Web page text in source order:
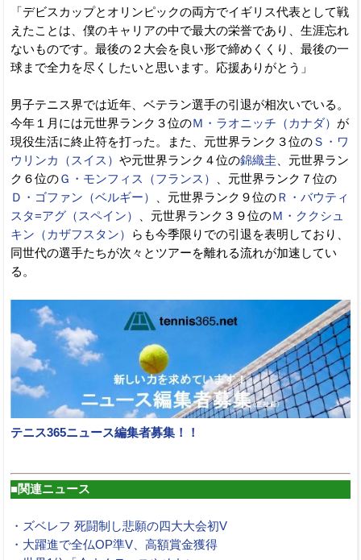
「デビスカップとオリンピックの両方でイギリス代表として戦
えたことは、僕のキャリアの中で最大の栄誉であり、生涯忘れ
ないものです。最後の２大会を良い形で締めくくり、最後の一
球まで全力を尽くしたいと思います。応援ありがとう」
男子テニス界では近年、ベテラン選手の引退が相次いでいる。
今年１月には元世界ランク３位のＭ・ラオニッチ（カナダ） が
現役生活に終止符を打った。また、元世界ランク３位のＳ・ワ
ウリンカ（スイス） や元世界ランク４位の錦織圭 、元世界ラン
ク６位のＧ・モンフィス（フランス）
、元世界ランク７位の
Ｄ・ゴファン（ベルギー）
、元世界ランク９位のＲ・バウティ
スタ=アグ（スペイン）
、元世界ランク３９位のＭ・ククシュ
キン（カザフスタン）
らも今季限りでの引退を表明しており、
同世代の選手たちが次々とツアーを離れる流れが加速してい
る。
テニス365ニュース編集者募集！！
■関連ニュース
・ズベレフ 死闘制し悲願の四大大会初V
・大躍進で全仏OP準V、高額賞金獲得